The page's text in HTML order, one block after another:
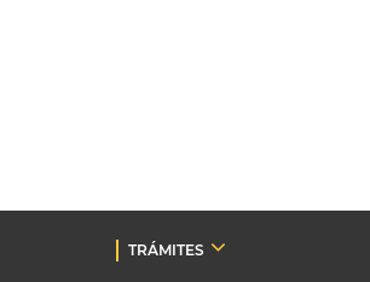
TRÁMITES